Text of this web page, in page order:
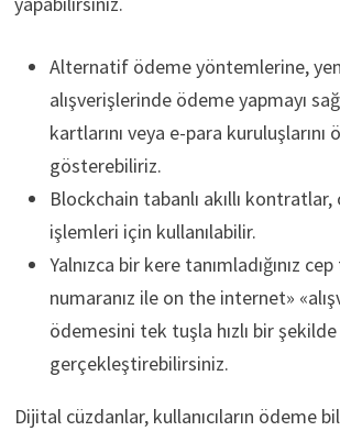
Alternatif ödeme yöntemlerine,
alışverişlerinde ödeme yapmayı
kartlarını veya e-para kuruluşlarını
gösterebiliriz.
Blockchain tabanlı akıllı
işlemleri için kullanılabilir.
Yalnızca bir kere tanımladığınız
numaranız ile on the internet»
ödemesini tek tuşla hızlı bir şekilde
gerçekleştirebilirsiniz.
Dijital cüzdanlar, kullanıcıların ödeme